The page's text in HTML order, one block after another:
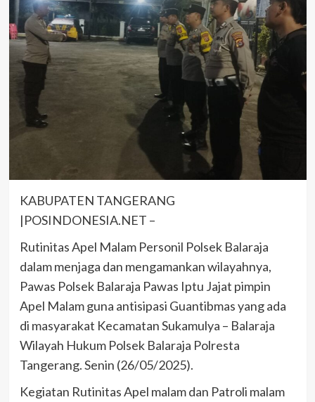
KABUPATEN TANGERANG
|POSINDONESIA.NET –
Rutinitas Apel Malam Personil Polsek Balaraja
dalam menjaga dan mengamankan wilayahnya,
Pawas Polsek Balaraja Pawas Iptu Jajat pimpin
Apel Malam guna antisipasi Guantibmas yang ada
di masyarakat Kecamatan Sukamulya – Balaraja
Wilayah Hukum Polsek Balaraja Polresta
Tangerang. Senin (26/05/2025).
Kegiatan Rutinitas Apel malam dan Patroli malam